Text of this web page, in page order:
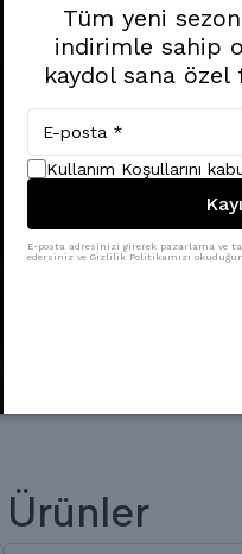
Tüm yeni
indirimle sahip
kaydol sana özel
Kullanım Koşullarını
E-posta adresinizi girerek pazarlama ve
edersiniz ve Gizlilik Politikamızı